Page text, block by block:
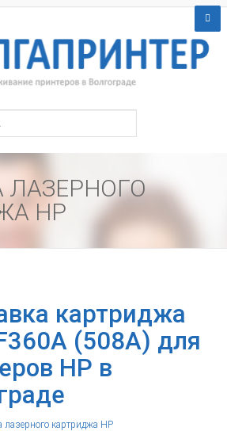
ЛАЗЕРНОГО
HP
картриджа
(508A) для
HP в
лазерного картриджа HP